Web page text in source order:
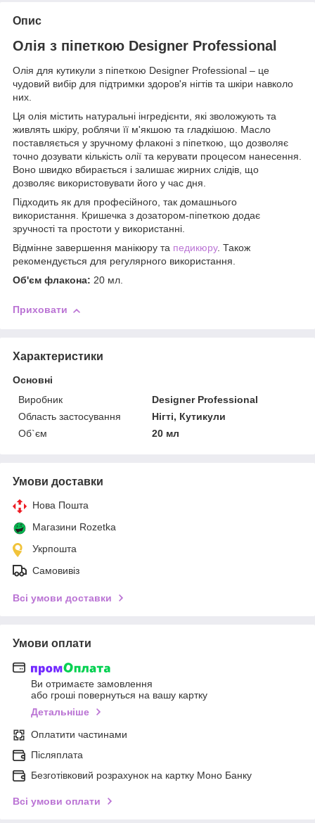
Опис
Олія з піпеткою Designer Professional
Олія для кутикули з піпеткою Designer Professional – це
чудовий вибір для підтримки здоров'я нігтів та шкіри навколо
них.
Ця олія містить натуральні інгредієнти, які зволожують та
живлять шкіру, роблячи її м'якшою та гладкішою. Масло
поставляється у зручному флаконі з піпеткою, що дозволяє
точно дозувати кількість олії та керувати процесом нанесення.
Воно швидко вбирається і залишає жирних слідів, що
дозволяє використовувати його у час дня.
Підходить як для професійного, так домашнього
використання. Кришечка з дозатором-піпеткою додає
зручності та простоти у використанні.
Відмінне завершення манікюру та педикюру. Також
рекомендується для регулярного використання.
Об'єм флакона: 20 мл.
Приховати
Характеристики
Основні
Виробник
Designer Professional
Область застосування
Нігті, Кутикули
Об`єм
20 мл
Умови доставки
Нова Пошта
Магазини Rozetka
Укрпошта
Самовивіз
Всі умови доставки
Умови оплати
Ви отримаєте замовлення
або гроші повернуться на вашу картку
Детальніше
Оплатити частинами
Післяплата
Безготівковий розрахунок на картку Моно Банку
Всі умови оплати